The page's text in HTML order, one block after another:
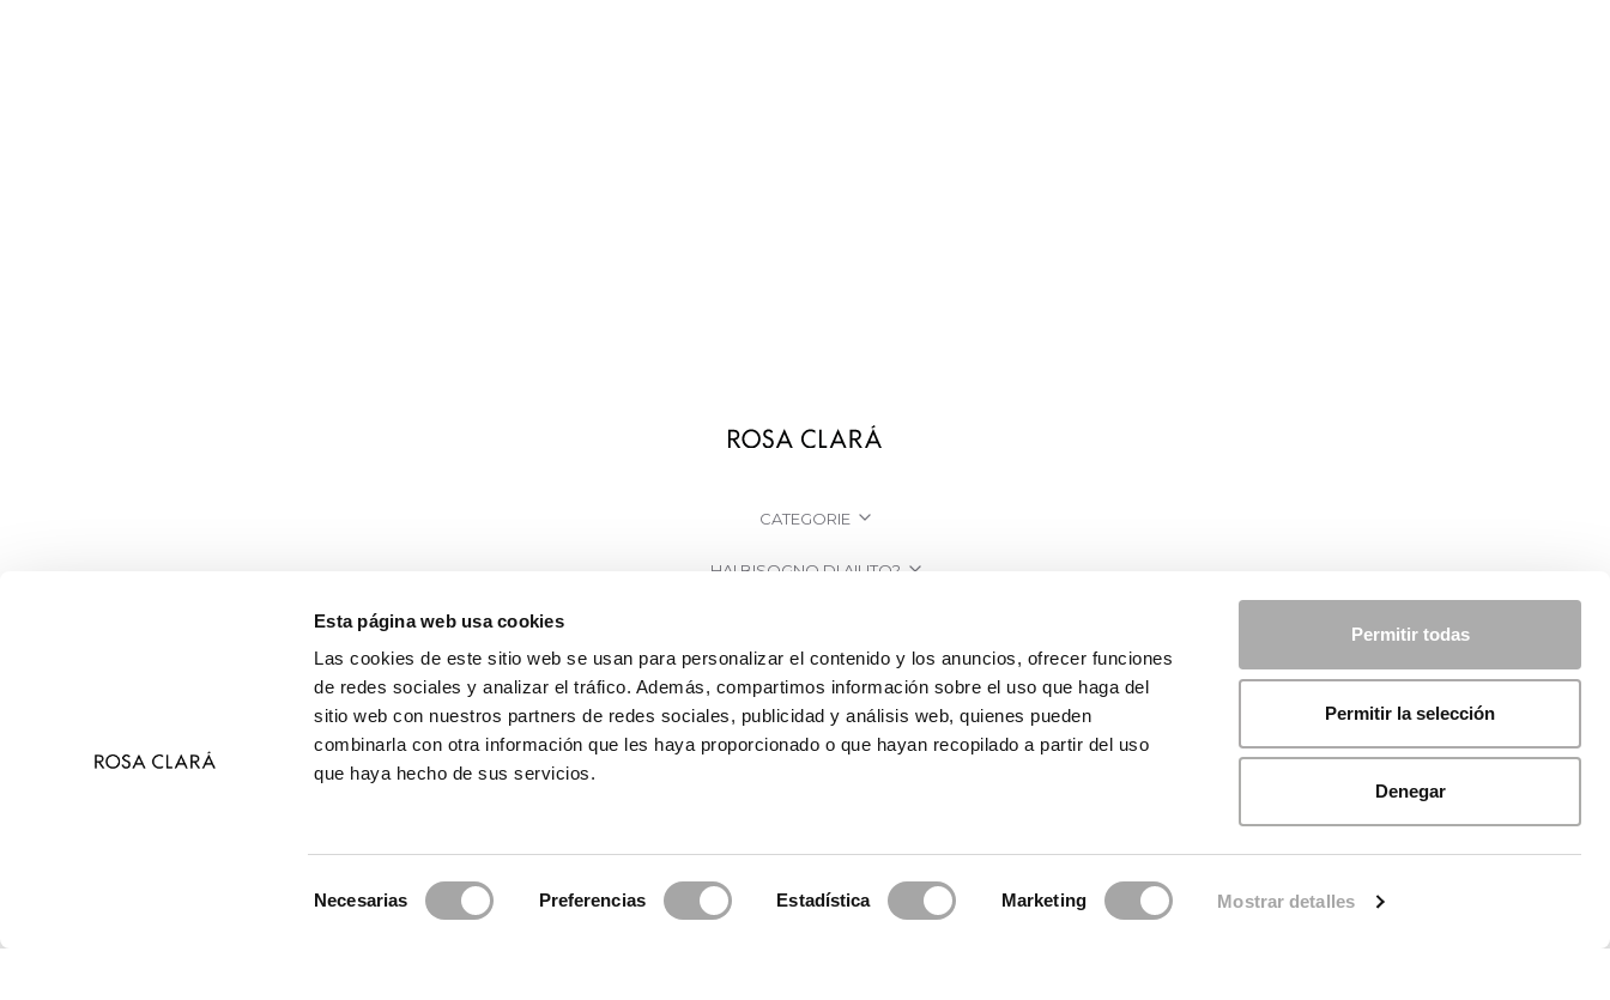
Esta página web usa cookies
Las cookies de este sitio web se usan para personalizar el contenido y los anuncios, ofrecer funciones
de redes sociales y analizar el tráfico. Además, compartimos información sobre el uso que haga del
sitio web con nuestros partners de redes sociales, publicidad y análisis web, quienes pueden
combinarla con otra información que les haya proporcionado o que hayan recopilado a partir del uso
que haya hecho de sus servicios.
Necesarias Preferencias Estadística Marketing Mostrar detalles
Permitir todas
Permitir la selección
Denegar
CATEGORIE
HAI BISOGNO DI AIUTO?